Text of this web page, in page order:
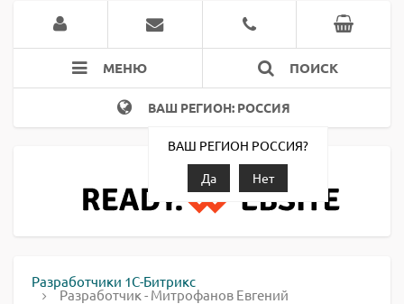
МЕНЮ ПОИСК
ВАШ РЕГИОН: РОССИЯ
ВАШ РЕГИОН РОССИЯ?
Да
Нет
Разработчики 1С-Битрикс
Разработчик - Митрофанов Евгений